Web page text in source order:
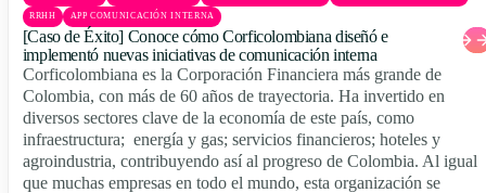
RRHH APP COMUNICACIÓN INTERNA
[Caso de Éxito] Conoce cómo Corficolombiana diseñó e
implementó nuevas iniciativas de comunicación interna
Corficolombiana es la Corporación Financiera más grande de
Colombia, con más de 60 años de trayectoria. Ha invertido en
diversos sectores clave de la economía de este país, como
infraestructura; energía y gas; servicios financieros; hoteles y
agroindustria, contribuyendo así al progreso de Colombia. Al igual
que muchas empresas en todo el mundo, esta organización se